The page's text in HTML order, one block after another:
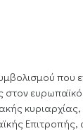
που
στον
κυριαρχίας,
Επιτροπής,